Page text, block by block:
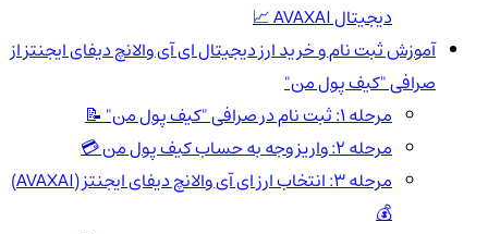
دیجیتال AVAXAI 📈
آموزش ثبت نام و خرید ارز دیجیتال ای آی والانچ دیفای ایجنتز از
صرافی "کیف پول من"
مرحله 1: ثبت نام در صرافی "کیف پول من" 📝
مرحله 2: واریز وجه به حساب کیف پول من 💳
مرحله 3: انتخاب ارز ای آی والانچ دیفای ایجنتز (AVAXAI)
💰